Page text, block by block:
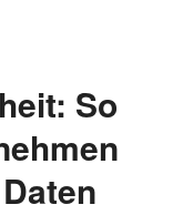
So